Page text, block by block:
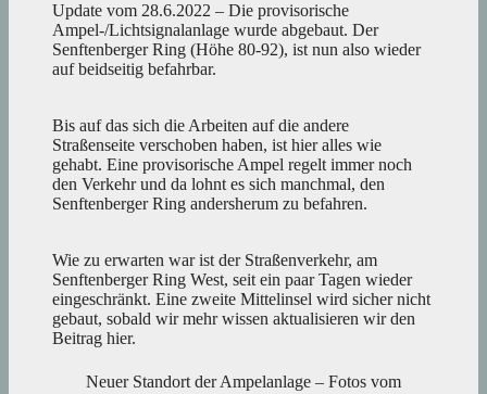
Update vom 28.6.2022 – Die provisorische
Ampel-/Lichtsignalanlage wurde abgebaut. Der
Senftenberger Ring (Höhe 80-92), ist nun also wieder
auf beidseitig befahrbar.
Bis auf das sich die Arbeiten auf die andere
Straßenseite verschoben haben, ist hier alles wie
gehabt. Eine provisorische Ampel regelt immer noch
den Verkehr und da lohnt es sich manchmal, den
Senftenberger Ring andersherum zu befahren.
Wie zu erwarten war ist der Straßenverkehr, am
Senftenberger Ring West, seit ein paar Tagen wieder
eingeschränkt. Eine zweite Mittelinsel wird sicher nicht
gebaut, sobald wir mehr wissen aktualisieren wir den
Beitrag hier.
Neuer Standort der Ampelanlage – Fotos vom